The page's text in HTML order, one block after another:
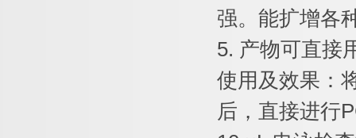
强。能扩增各
5. 产物可直接
使用及效果：
后，直接进行